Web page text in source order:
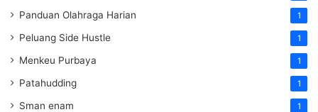
Panduan Olahraga Harian 1
Peluang Side Hustle 1
Menkeu Purbaya 1
Patahudding 1
Sman enam 1